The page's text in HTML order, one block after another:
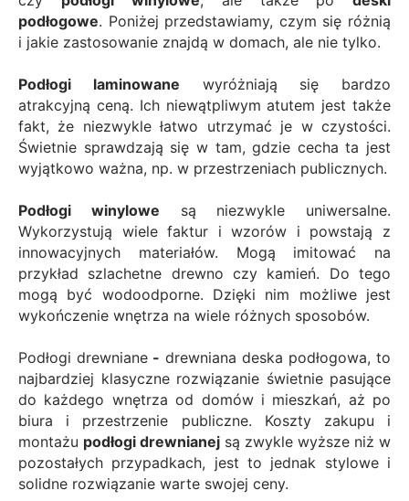
podłogowe. Poniżej przedstawiamy, czym się różnią
i jakie zastosowanie znajdą w domach, ale nie tylko.
Podłogi laminowane wyróżniają się bardzo
atrakcyjną ceną. Ich niewątpliwym atutem jest także
fakt, że niezwykle łatwo utrzymać je w czystości.
Świetnie sprawdzają się w tam, gdzie cecha ta jest
wyjątkowo ważna, np. w przestrzeniach publicznych.
Podłogi winylowe są niezwykle uniwersalne.
Wykorzystują wiele faktur i wzorów i powstają z
innowacyjnych materiałów. Mogą imitować na
przykład szlachetne drewno czy kamień. Do tego
mogą być wodoodporne. Dzięki nim możliwe jest
wykończenie wnętrza na wiele różnych sposobów.
Podłogi drewniane - drewniana deska podłogowa, to
najbardziej klasyczne rozwiązanie świetnie pasujące
do każdego wnętrza od domów i mieszkań, aż po
biura i przestrzenie publiczne. Koszty zakupu i
montażu podłogi drewnianej są zwykle wyższe niż w
pozostałych przypadkach, jest to jednak stylowe i
solidne rozwiązanie warte swojej ceny.